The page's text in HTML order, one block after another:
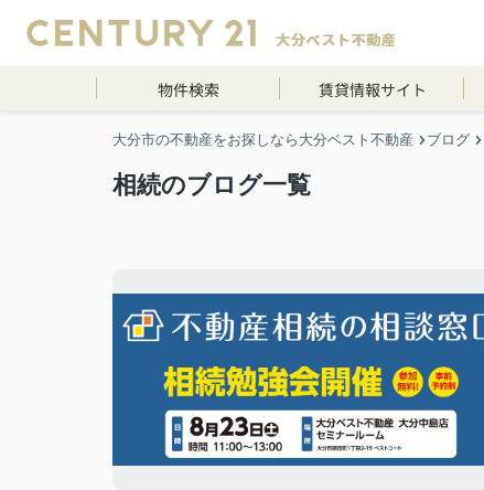
物件検索 賃貸情報サイト
大分市の不動産をお探しなら大分ベスト不動産 ブログ
相続のブログ一覧